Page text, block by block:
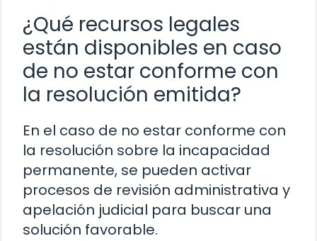
¿Qué recursos legales
están disponibles en caso
de no estar conforme con
la resolución emitida?
En el caso de no estar conforme con
la resolución sobre la incapacidad
permanente, se pueden activar
procesos de revisión administrativa y
apelación judicial para buscar una
solución favorable.